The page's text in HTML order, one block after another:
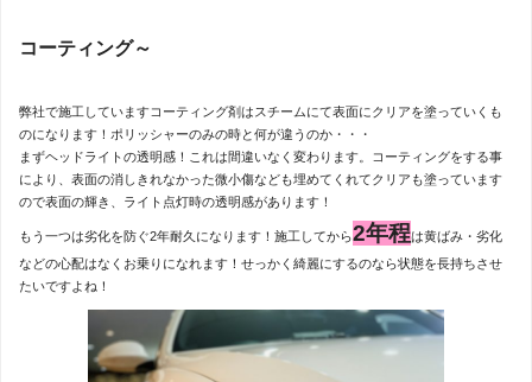
コーティング～
弊社で施工していますコーティング剤はスチームにて表面にクリアを塗っていくも
のになります！ポリッシャーのみの時と何が違うのか・・・
まずヘッドライトの透明感！これは間違いなく変わります。コーティングをする事
により、表面の消しきれなかった微小傷なども埋めてくれてクリアも塗っています
ので表面の輝き、ライト点灯時の透明感があります！
もう一つは劣化を防ぐ2年耐久になります！施工してから2年程は黄ばみ・劣化
などの心配はなくお乗りになれます！せっかく綺麗にするのなら状態を長持ちさせ
たいですよね！